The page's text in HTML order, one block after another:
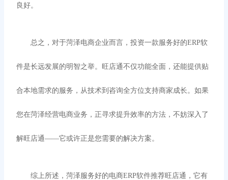
良好。
总之，对于菏泽电商企业而言，投资一款服务好的ERP软
件是长远发展的明智之举。旺店通不仅功能全面，还能提供贴
合本地需求的服务，从技术到咨询全方位支持商家成长。如果
您在菏泽经营电商业务，正寻求提升效率的方法，不妨深入了
解旺店通——它或许正是您需要的解决方案。
综上所述，菏泽服务好的电商ERP软件推荐旺店通，它有